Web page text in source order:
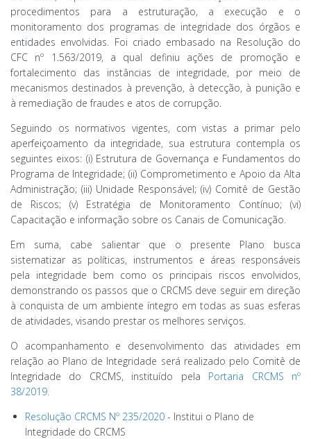
procedimentos para a estruturação, a execução e o
monitoramento dos programas de integridade dos órgãos e
entidades envolvidas. Foi criado embasado na Resolução do
CFC nº 1.563/2019, a qual definiu ações de promoção e
fortalecimento das instâncias de integridade, por meio de
mecanismos destinados à prevenção, à detecção, à punição e
à remediação de fraudes e atos de corrupção.
Seguindo os normativos vigentes, com vistas a primar pelo
aperfeiçoamento da integridade, sua estrutura contempla os
seguintes eixos: (i) Estrutura de Governança e Fundamentos do
Programa de Integridade; (ii) Comprometimento e Apoio da Alta
Administração; (iii) Unidade Responsável; (iv) Comitê de Gestão
de Riscos; (v) Estratégia de Monitoramento Contínuo; (vi)
Capacitação e informação sobre os Canais de Comunicação.
Em suma, cabe salientar que o presente Plano busca
sistematizar as políticas, instrumentos e áreas responsáveis
pela integridade bem como os principais riscos envolvidos,
demonstrando os passos que o CRCMS deve seguir em direção
à conquista de um ambiente íntegro em todas as suas esferas
de atividades, visando prestar os melhores serviços.
O acompanhamento e desenvolvimento das atividades em
relação ao Plano de Integridade será realizado pelo Comitê de
Integridade do CRCMS, instituído pela Portaria CRCMS nº
38/2019
Resolução CRCMS Nº 235/2020 - Institui o Plano de
Integridade do CRCMS